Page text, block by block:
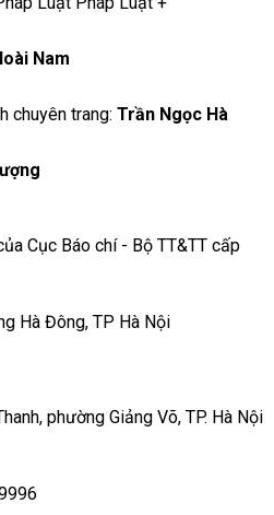
Nam
chuyên trang: Trần Ngọc Hà
Cục Báo chí - Bộ TT&TT cấp
Hà Đông, TP Hà Nội
phường Giảng Võ, TP. Hà Nội